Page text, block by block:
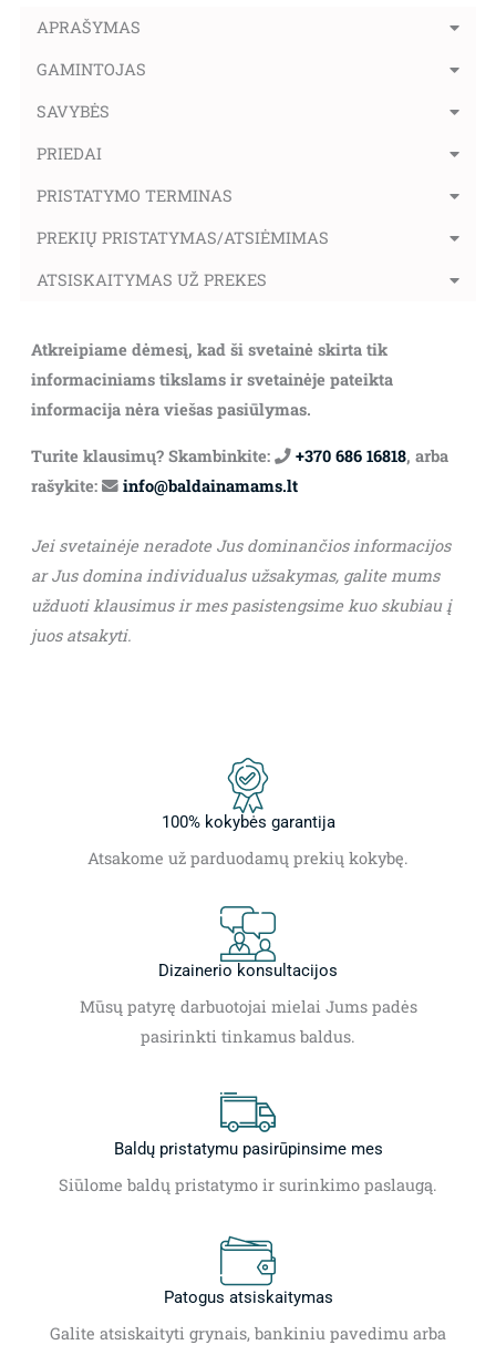
APRAŠYMAS
GAMINTOJAS
SAVYBĖS
PRIEDAI
PRISTATYMO TERMINAS
PREKIŲ PRISTATYMAS/ATSIĖMIMAS
ATSISKAITYMAS UŽ PREKES
Atkreipiame dėmesį, kad ši svetainė skirta tik
informaciniams tikslams ir svetainėje pateikta
informacija nėra viešas pasiūlymas.
Turite klausimų? Skambinkite: +370 686 16818, arba
rašykite:
info@baldainamams.lt
Jei svetainėje neradote Jus dominančios informacijos
ar Jus domina individualus užsakymas, galite mums
užduoti klausimus ir mes pasistengsime kuo skubiau į
juos atsakyti.
100% kokybės garantija
Atsakome už parduodamų prekių kokybę.
Dizainerio konsultacijos
Mūsų patyrę darbuotojai mielai Jums padės
pasirinkti tinkamus baldus.
Baldų pristatymu pasirūpinsime mes
Siūlome baldų pristatymo ir surinkimo paslaugą.
Patogus atsiskaitymas
Galite atsiskaityti grynais, bankiniu pavedimu arba